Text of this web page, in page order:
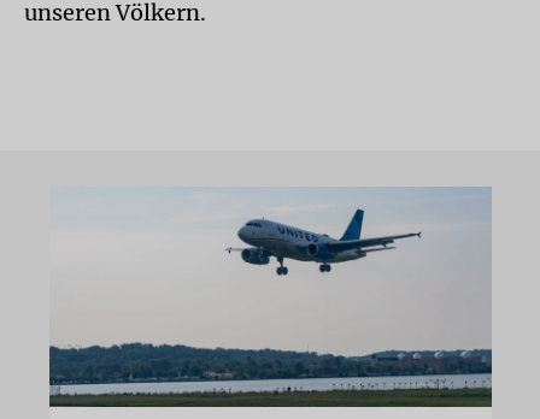
unseren Völkern.